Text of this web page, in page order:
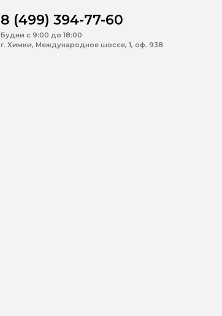
8 (499) 394-77-60
Будни с 9:00 до 18:00
г. Химки, Международное шоссе, 1, оф. 938